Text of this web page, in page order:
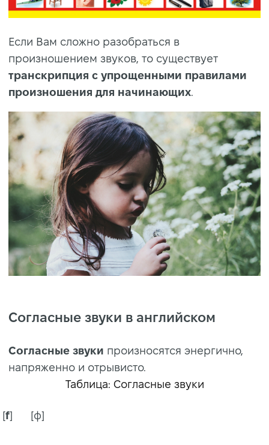
Если Вам сложно разобраться в
произношением звуков, то существует
транскрипция с упрощенными правилами
произношения для начинающих.
Согласные звуки в английском
Согласные звуки произносятся энергично,
напряженно и отрывисто.
Таблица: Согласные звуки
[f] [ф]